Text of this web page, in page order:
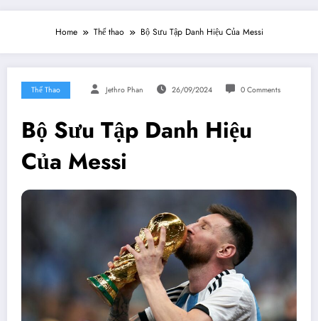
Home Thể thao Bộ Sưu Tập Danh Hiệu Của Messi
Thể Thao Jethro Phan 26/09/2024 0 Comments
Bộ Sưu Tập Danh Hiệu
Của Messi